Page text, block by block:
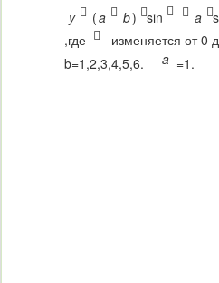
sin
)
( a
b
a
y  




,где  изменяется от 0
b=1,2,3,4,5,6.
a =1.